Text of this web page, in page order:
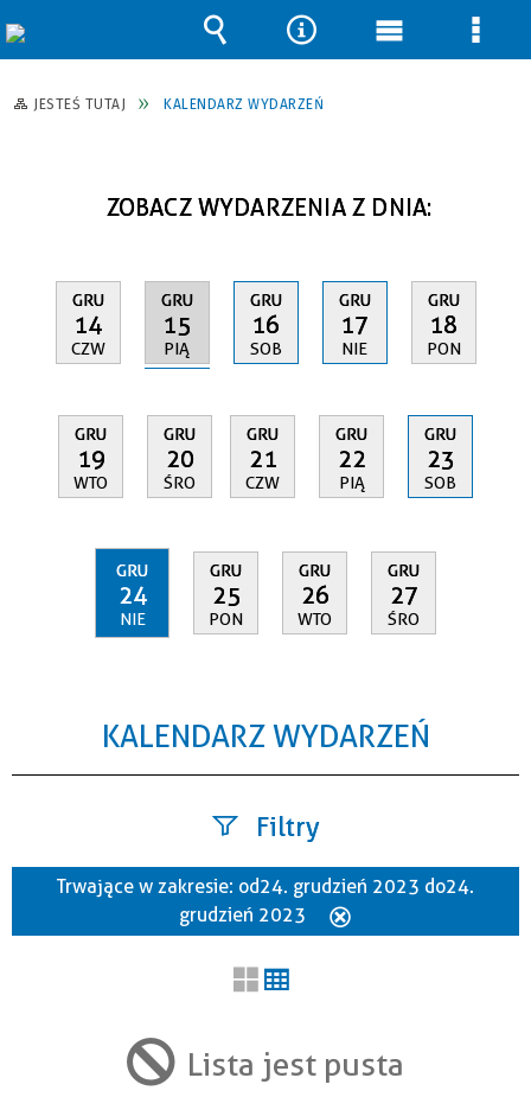
JESTEŚ TUTAJ KALENDARZ WYDARZEŃ
ZOBACZ WYDARZENIA Z DNIA:
GRU
14
CZW
GRU
15
PIĄ
GRU
16
SOB
GRU
17
NIE
GRU
18
PON
GRU
19
WTO
GRU
20
ŚRO
GRU
21
CZW
GRU
22
PIĄ
GRU
23
SOB
GRU
24
NIE
GRU
25
PON
GRU
26
WTO
GRU
27
ŚRO
KALENDARZ WYDARZEŃ
Filtry
Szukana fraza
Trwające w zakresie
Trwające w zakresie: od 24. grudzień 2023 do 24.
grudzień 2023
Lista jest pusta
Wyszukiwarka
Narzędzia
Menu Menu